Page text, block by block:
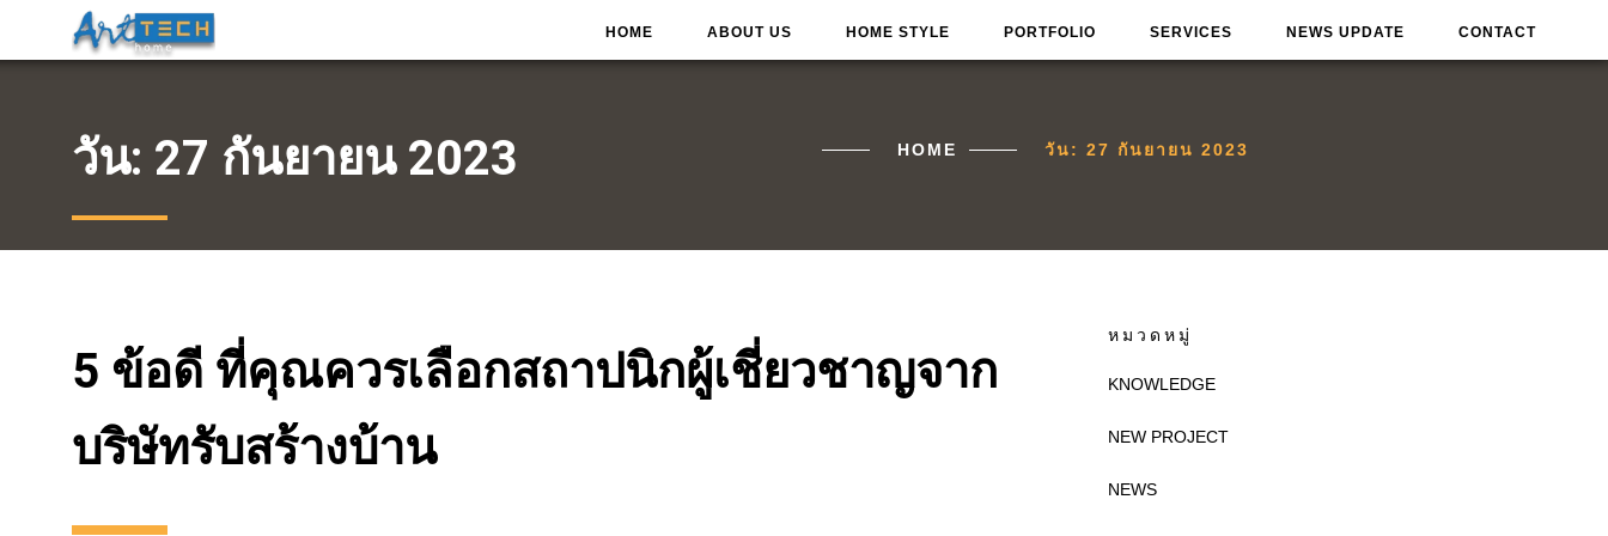
HOME ABOUT US HOME STYLE PORTFOLIO SERVICES NEWS UPDATE CONTACT
วัน: 27 กันยายน 2023 HOME วัน: 27 กันยายน 2023
5 ข้อดี ที่คุณควรเลือกสถาปนิกผู้เชี่ยวชาญจาก
บริษัทรับสร้างบ้าน
หมวดหมู่
KNOWLEDGE
NEW PROJECT
NEWS